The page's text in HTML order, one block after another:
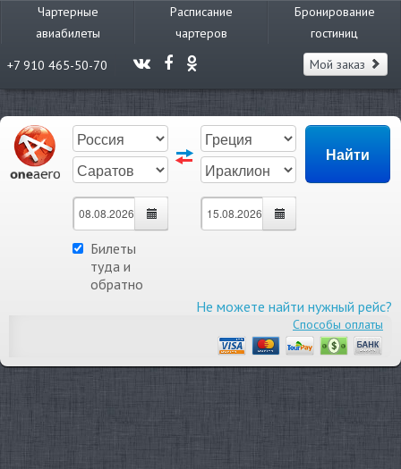
Чартерные
авиабилеты
Расписание
чартеров
Бронирование
гостиниц
+7 910 465-50-70
Мой заказ
Билеты
туда и
обратно
Не можете найти нужный рейс?
Способы оплаты